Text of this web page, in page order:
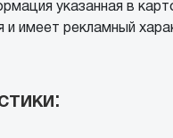
указанная в
и имеет рекламный